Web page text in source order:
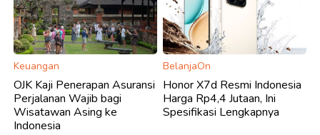
Keuangan
OJK Kaji Penerapan Asuransi
Perjalanan Wajib bagi
Wisatawan Asing ke
Indonesia
BelanjaOn
Honor X7d Resmi Indonesia
Harga Rp4,4 Jutaan, Ini
Spesifikasi Lengkapnya